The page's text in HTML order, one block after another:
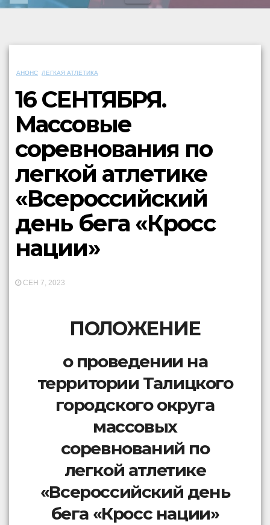
АНОНС ЛЕГКАЯ АТЛЕТИКА
16 СЕНТЯБРЯ.
Массовые
соревнования по
легкой атлетике
«Всероссийский
день бега «Кросс
нации»
СЕН 7, 2023
ПОЛОЖЕНИЕ
о проведении на
территории Талицкого
городского округа
массовых
соревнований по
легкой атлетике
«Всероссийский день
бега «Кросс нации»